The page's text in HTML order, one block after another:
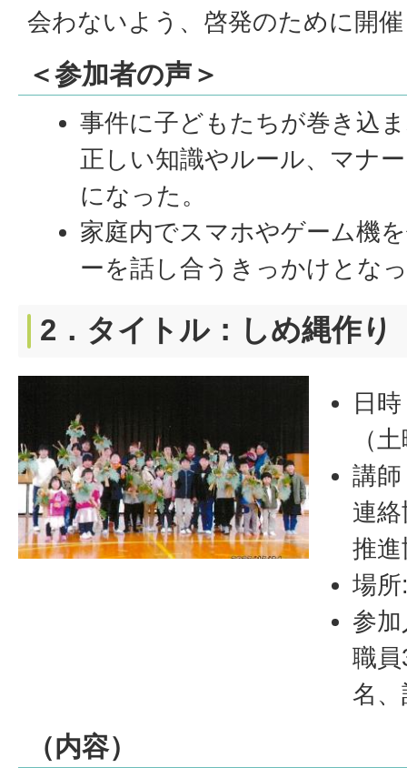
会わないよう、啓発のために開
＜参加者の声＞
事件に子どもたちが巻き込
正しい知識やルール、マナ
になった。
家庭内でスマホやゲーム機
ーを話し合うきっかけとな
2．タイトル：しめ縄作り
日
（
講
連
推
場
参
職
名
（内容）